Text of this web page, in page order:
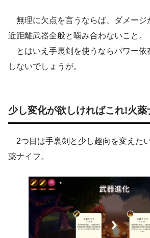
無理に欠点を言うならば、ダメージ
近距離武器全般と噛み合わないこと。
とはいえ手裏剣を使うならパワー依
しないでしょうが。
少し変化が欲しければこれ!火薬
2つ目は手裏剣と少し趣向を変えた
薬ナイフ。